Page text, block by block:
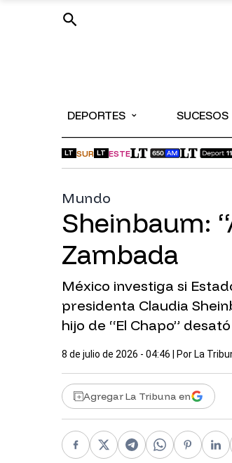
DEPORTES ⌄ SUCESOS
LT SUR LT ESTE
Mundo
Sheinbaum:
Zambada
México investiga si
presidenta Claudia
hijo de “El Chapo”
8 de julio de 2026 - 04:46 | Por La
Agregar La Tribuna en
Facebook
X TelegramWhatsApp